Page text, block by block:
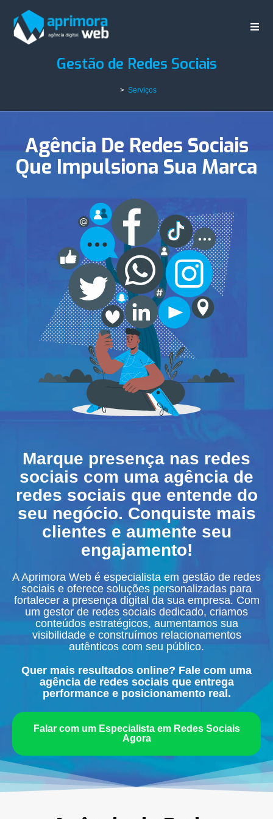
Gestão de Redes Sociais
> Serviços
Agência De Redes Sociais
Que Impulsiona Sua Marca
Marque presença nas redes
sociais com uma agência de
redes sociais que entende do
seu negócio. Conquiste mais
clientes e aumente seu
engajamento!
A Aprimora Web é especialista em gestão de redes
sociais e oferece soluções personalizadas para
fortalecer a presença digital da sua empresa. Com
um gestor de redes sociais dedicado, criamos
conteúdos estratégicos, aumentamos sua
visibilidade e construímos relacionamentos
autênticos com seu público.
Quer mais resultados online? Fale com uma
agência de redes sociais que entrega
performance e posicionamento real.
Falar com um Especialista em Redes Sociais
Agora